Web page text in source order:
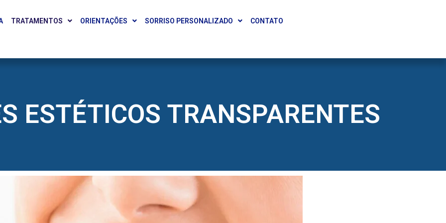
TRATAMENTOS ORIENTAÇÕES SORRISO PERSONALIZADO CONTATO
ESTÉTICOS TRANSPARENTES